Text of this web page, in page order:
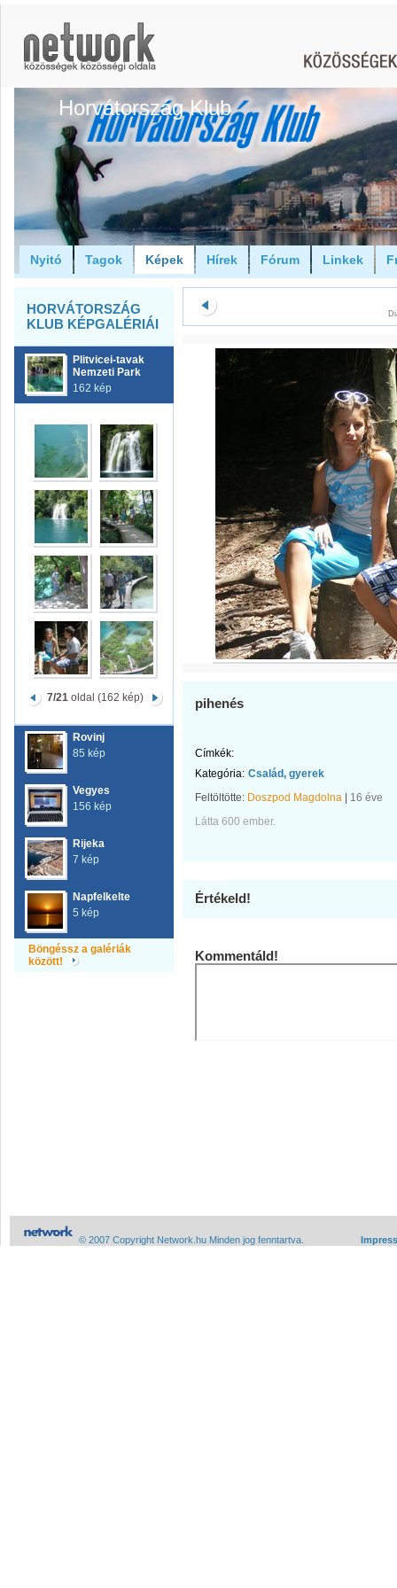
Horvátország Klub
Nyitó Tagok Képek Hírek Fórum Linkek
HORVÁTORSZÁG
KLUB KÉPGALÉRIÁI
Plitvicei-tavak
Nemzeti Park
162 kép
7/21oldal (162 kép)
Rovinj
85 kép
Vegyes
156 kép
Rijeka
7 kép
Napfelkelte
5 kép
Böngéssz a galériák
között!
pihenés
Címkék:
Kategória: Család, gyerek
Feltöltötte: Doszpod Magdolna
16 éve
Látta 600 ember.
Értékeld!
Kommentáld!
© 2007 Copyright Network.hu Minden jog fenntartva.